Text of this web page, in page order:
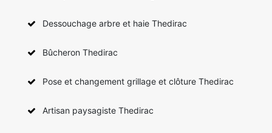
Dessouchage arbre et haie Thedirac
Bûcheron Thedirac
Pose et changement grillage et clôture Thedirac
Artisan paysagiste Thedirac